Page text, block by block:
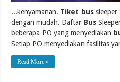
...kenyamanan. Tiket bus sleeper
dengan mudah. Daftar Bus
beberapa PO yang menyediakan
Setiap PO menyediakan fasilitas
Read More »